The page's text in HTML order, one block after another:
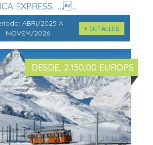
EXPRESS……...
ABRI/2025 A
NOVEM/2026
+ DETALLES
DESDE, 2.150,00 EUROPS